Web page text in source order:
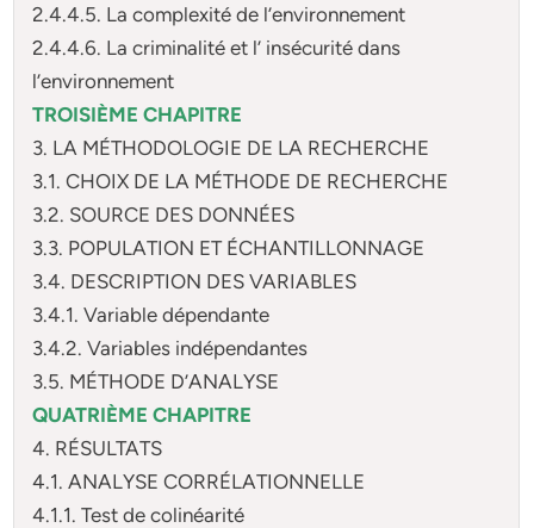
2.4.4.5. La complexité de l’environnement
2.4.4.6. La criminalité et l’ insécurité dans
l’environnement
TROISIÈME CHAPITRE
3. LA MÉTHODOLOGIE DE LA RECHERCHE
3.1. CHOIX DE LA MÉTHODE DE RECHERCHE
3.2. SOURCE DES DONNÉES
3.3. POPULATION ET ÉCHANTILLONNAGE
3.4. DESCRIPTION DES VARIABLES
3.4.1. Variable dépendante
3.4.2. Variables indépendantes
3.5. MÉTHODE D’ANALYSE
QUATRIÈME CHAPITRE
4. RÉSULTATS
4.1. ANALYSE CORRÉLATIONNELLE
4.1.1. Test de colinéarité